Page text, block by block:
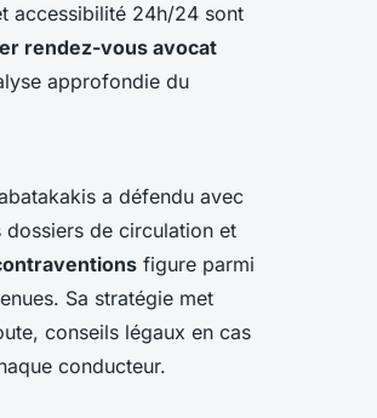
accessibilité 24h/24 sont
rendez-vous avocat
approfondie du
a défendu avec
dossiers de circulation et
figure parmi
Sa stratégie met
conseils légaux en cas
conducteur.